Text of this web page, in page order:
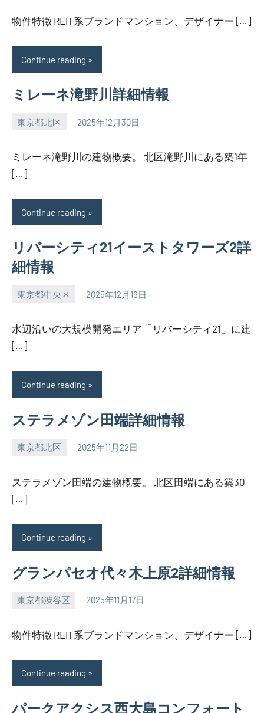
物件特徴 REIT系ブランドマンション、デザイナー […]
Continue reading
ミレーネ滝野川詳細情報
東京都北区 2025年12月30日
SEZIMO
ミレーネ滝野川の建物概要。 北区滝野川にある築1年
[…]
Continue reading
リバーシティ21イーストタワーズ2詳
細情報
東京都中央区 2025年12月19日
SEZIMO
水辺沿いの大規模開発エリア「リバーシティ21」に建
[…]
Continue reading
ステラメゾン田端詳細情報
東京都北区 2025年11月22日
SEZIMO
ステラメゾン田端の建物概要。 北区田端にある築30
[…]
Continue reading
グランパセオ代々木上原2詳細情報
東京都渋谷区 2025年11月17日
SEZIMO
物件特徴 REIT系ブランドマンション、デザイナー […]
Continue reading
パークアクシス西大島コンフォート